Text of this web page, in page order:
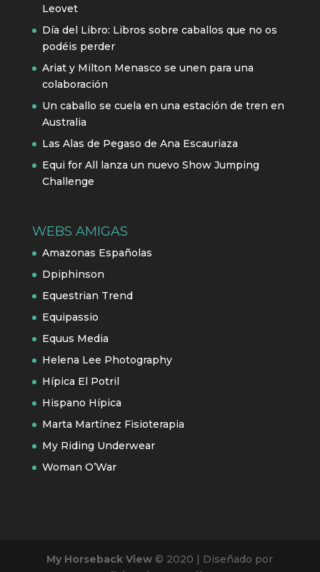
Leovet
Día del Libro: Libros sobre caballos que no os
podéis perder
Ariat y Milton Menasco se unen para una
colaboración
Un caballo se cuela en una estación de tren en
Australia
Las Alas de Pegaso de Ana Escauriaza
Equi for All lanza un nuevo Show Jumping
Challenge
WEBS AMIGAS
Amazonas Españolas
Dpiphinson
Equestrian Trend
Equipassio
Equus Media
Helena Lee Photography
Hípica El Potril
Hispano Hípica
Marta Martínez Fisioterapia
My Riding Underwear
Woman O’War
My Horseback View © 2020 | Diseñado por